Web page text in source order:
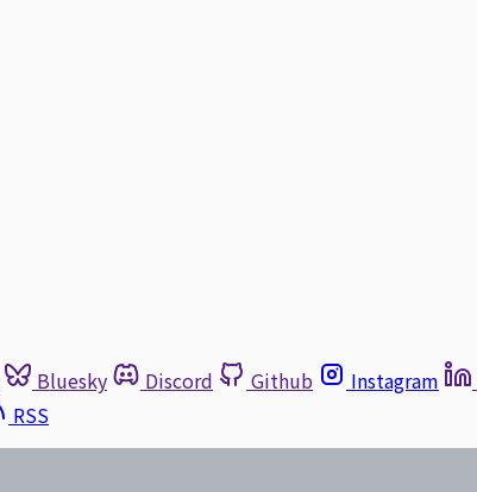
Bluesky Discord Github Instagram
RSS